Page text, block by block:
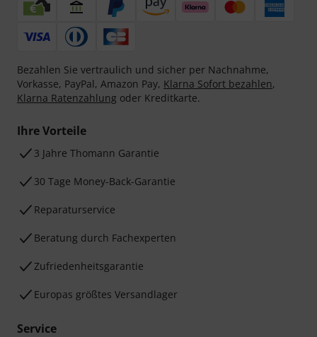
Bezahlen Sie vertraulich und sicher per Nachnahme,
Vorkasse, PayPal, Amazon Pay, Klarna Sofort bezahlen,
Klarna Ratenzahlung oder Kreditkarte.
Ihre Vorteile
3 Jahre Thomann Garantie
30 Tage Money-Back-Garantie
Reparaturservice
Beratung durch Fachexperten
Zufriedenheitsgarantie
Europas größtes Versandlager
Service